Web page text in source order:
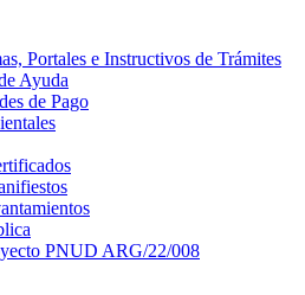
Portales e Instructivos de Trámites
Ayuda
de Pago
PNUD ARG/22/008